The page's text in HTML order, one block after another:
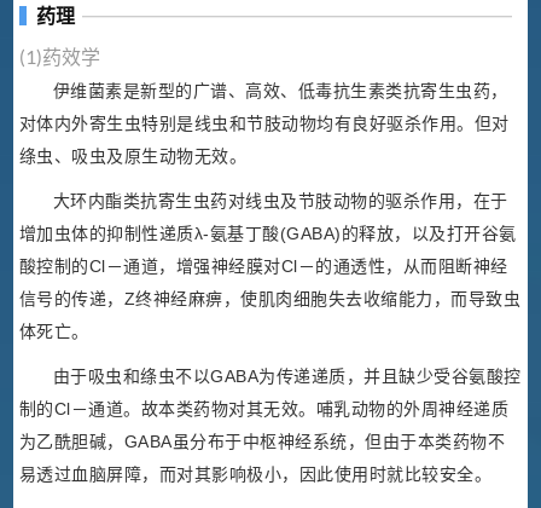
药理
(1)药效学
伊维菌素是新型的广谱、高效、低毒抗生素类抗寄生虫药，
对体内外寄生虫特别是线虫和节肢动物均有良好驱杀作用。但对
绦虫、吸虫及原生动物无效。
大环内酯类抗寄生虫药对线虫及节肢动物的驱杀作用，在于
增加虫体的抑制性递质λ-氨基丁酸(GABA)的释放，以及打开谷氨
酸控制的Cl－通道，增强神经膜对Cl－的通透性，从而阻断神经
信号的传递，Z终神经麻痹，使肌肉细胞失去收缩能力，而导致虫
体死亡。
由于吸虫和绦虫不以GABA为传递递质，并且缺少受谷氨酸控
制的Cl－通道。故本类药物对其无效。哺乳动物的外周神经递质
为乙酰胆碱，GABA虽分布于中枢神经系统，但由于本类药物不
易透过血脑屏障，而对其影响极小，因此使用时就比较安全。